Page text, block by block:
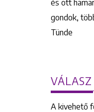
és ott
gondok,
Tünde
VÁLASZ
A kivehető